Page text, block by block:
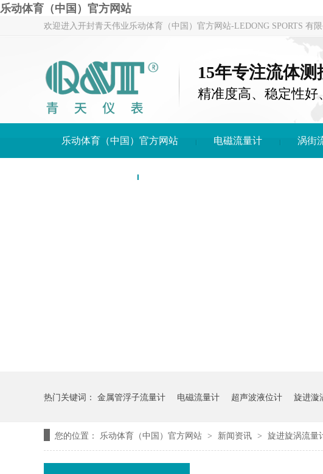
乐动体育（中国）官方网站
欢迎进入开封青天伟业乐动体育（中国）官方网站-LEDONG SPORTS 有限
15年专注流体
精准度高、稳定性好
乐动体育（中国）官方网站 电磁流量计 涡街
热门关键词： 金属管浮子流量计 电磁流量计 超声波液位计 旋进漩
您的位置： 乐动体育（中国）官方网站 > 新闻资讯 > 旋进旋涡流量